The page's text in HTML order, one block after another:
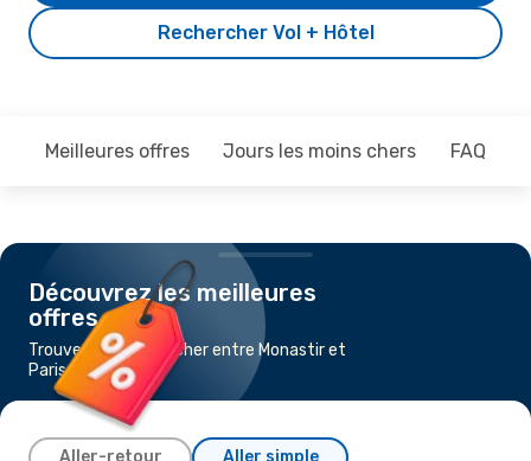
Rechercher Vol + Hôtel
Meilleures offres Jours les moins chers FAQ
Découvrez les meilleures
offres
Trouvez un vol pas cher entre Monastir et
Paris
Aller-retour Aller simple